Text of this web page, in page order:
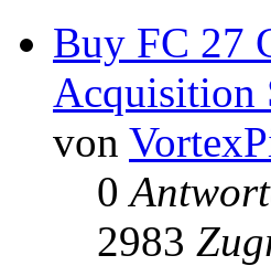
Buy FC 27
Acquisition
von
0
2983